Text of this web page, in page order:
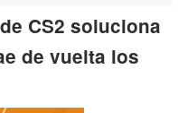
CS2 soluciona
de vuelta los